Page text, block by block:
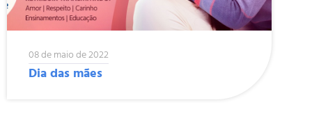
08 de maio de 2022
Dia das mães